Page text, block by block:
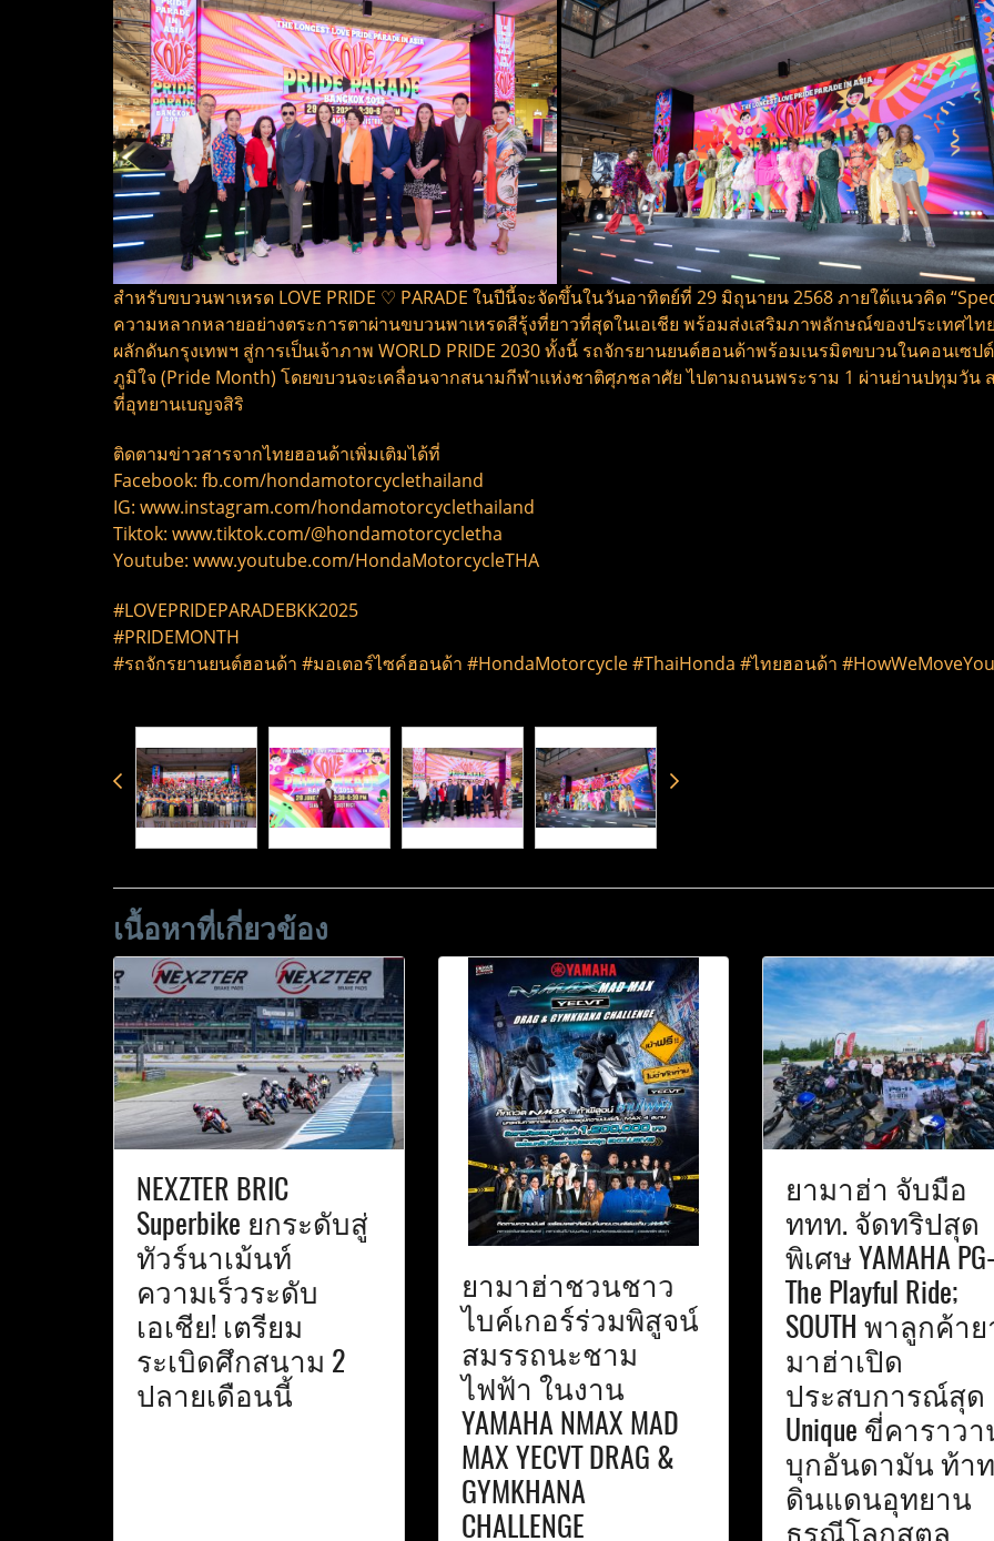
สำหรับขบวนพาเหรด LOVE PRIDE ♡ PARADE ในปีนี้จะจัดขึ้นในวันอาทิตย์ที่ 29 มิถุนายน 2568 ภายใต้แนวคิด
ความหลากหลายอย่างตระการตาผ่านขบวนพาเหรดสีรุ้งที่ยาวที่สุดในเอเชีย พร้อมส่งเสริมภาพลักษณ์ของประเทศไท
ผลักดันกรุงเทพฯ สู่การเป็นเจ้าภาพ WORLD PRIDE 2030 ทั้งนี้ รถจักรยานยนต์ฮอนด้าพร้อมเนรมิตขบวนในคอนเซ
ภูมิใจ (Pride Month) โดยขบวนจะเคลื่อนจากสนามกีฬาแห่งชาติศุภชลาศัย ไปตามถนนพระราม 1 ผ่านย่านปทุมวัน
ที่อุทยานเบญจสิริ
ติดตามข่าวสารจากไทยฮอนด้าเพิ่มเติมได้ที่
Facebook: fb.com/hondamotorcyclethailand
IG: www.instagram.com/hondamotorcyclethailand
Tiktok: www.tiktok.com/@hondamotorcycletha
Youtube: www.youtube.com/HondaMotorcycleTHA
#LOVEPRIDEPARADEBKK2025
#PRIDEMONTH
#รถจักรยานยนต์ฮอนด้า #มอเตอร์ไซค์ฮอนด้า #HondaMotorcycle #ThaiHonda #ไทยฮอนด้า #HowWeMoveYou
เนื้อหาที่เกี่ยวข้อง
NEXZTER BRIC
Superbike ยกระดับสู่
ทัวร์นาเม้นท์
ความเร็วระดับ
เอเชีย! เตรียม
ระเบิดศึกสนาม 2
ปลายเดือนนี้
ยามาฮ่าชวนชาว
ไบค์เกอร์ร่วมพิสูจน์
สมรรถนะชาม
ไฟฟ้า ในงาน
YAMAHA NMAX MAD
MAX YECVT DRAG &
GYMKHANA
CHALLENGE
ยามาฮ่า จับมือ
ททท. จัดทริปสุด
พิเศษ YAMAHA
The Playful Ride;
SOUTH พาลูกค้า
มาฮ่าเปิด
ประสบการณ์สุด
Unique ขี่คาราว
บุกอันดามัน ท้า
ดินแดนอุทยาน
ธรณีโลกสตูล